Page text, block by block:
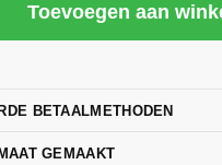
Toevoegen aan
BETAALMETHODEN
GEMAAKT